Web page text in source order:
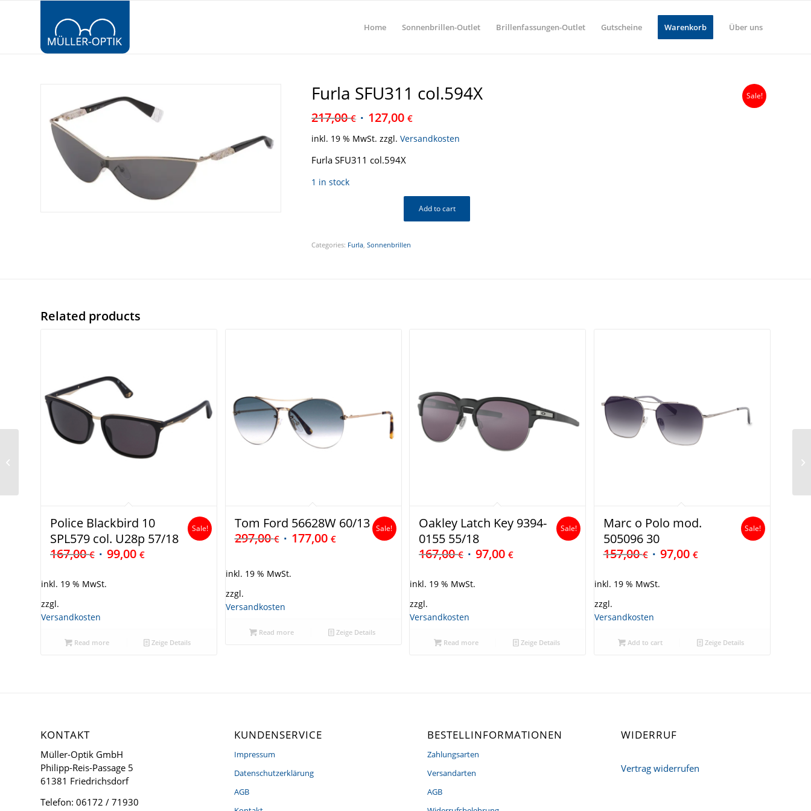
Home Sonnenbrillen-Outlet Brillenfassungen-Outlet Gutscheine Warenkorb Über uns
Sale!
Furla SFU311 col.594X
217,00€ 127,00€
inkl. 19 % MwSt. zzgl.Versandkosten
Furla SFU311 col.594X
1 in stock
Add to cart
Categories: Furla ,Sonnenbrillen
Related products
Police Blackbird 10
SPL579 col. U28p 57/18
167,00€ 99,00 €
Sale!
inkl. 19 % MwSt.
zzgl.
Versandkosten
Read more Zeige Details
Tom Ford 56628W 60/13
297,00€ 177,00 €
Sale!
inkl. 19 % MwSt.
zzgl.
Versandkosten
Read more Zeige Details
Oakley Latch Key 9394-
0155 55/18
167,00€ 97,00€
Sale!
inkl. 19 % MwSt.
zzgl.
Versandkosten
Read more Zeige Details
Marc o Polo mod.
505096 30
157,00€ 97,00 €
Sale!
inkl. 19 % MwSt.
zzgl.
Versandkosten
Add to cart Zeige Details
KONTAKT
Müller-Optik GmbH
Philipp-Reis-Passage 5
61381 Friedrichsdorf
Telefon: 06172 / 71930
KUNDENSERVICE
Impressum
Datenschutzerklärung
AGB
BESTELLINFORMATIONEN
Zahlungsarten
Versandarten
AGB
WIDERRUF
Vertrag widerrufen